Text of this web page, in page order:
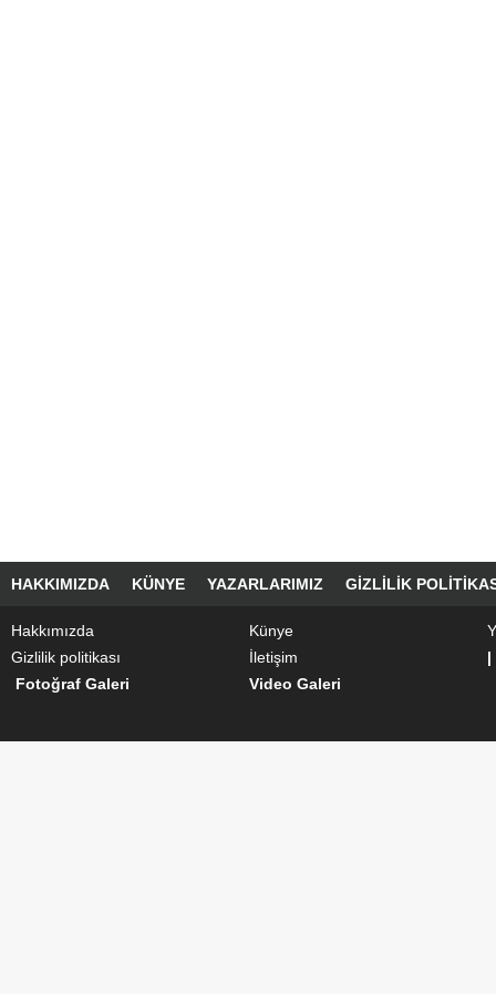
HAKKIMIZDA KÜNYE YAZARLARIMIZ GIZLILIK
Hakkımızda Künye
Gizlilik politikası
İletişim
|
Fotoğraf Galeri
Video Galeri